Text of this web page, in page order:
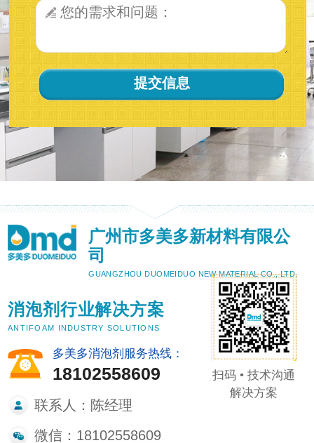
广州市多美多新材料有限公
司
GUANGZHOU DUOMEIDUO NEW MATERIAL CO., LTD.
消泡剂行业解决方案
ANTIFOAM INDUSTRY SOLUTIONS
多美多消泡剂服务热线：
18102558609
联系人：陈经理
微信：18102558609
扫码 • 技术沟通
解决方案